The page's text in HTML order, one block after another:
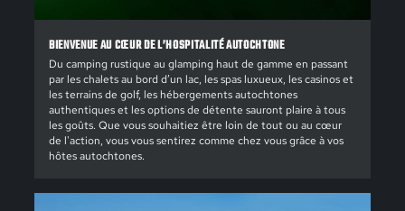
BIENVENUE AU CŒUR DE L’HOSPITALITÉ AUTOCHTONE
Du camping rustique au glamping haut de gamme en passant
par les chalets au bord d’un lac, les spas luxueux, les casinos et
les terrains de golf, les hébergements autochtones
authentiques et les options de détente sauront plaire à tous
les goûts. Que vous souhaitiez être loin de tout ou au cœur
de l'action, vous vous sentirez comme chez vous grâce à vos
hôtes autochtones.